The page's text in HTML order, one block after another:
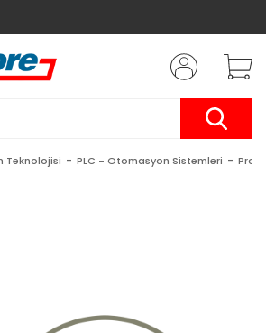
Teknolojisi PLC - Otomasyon Sistemleri